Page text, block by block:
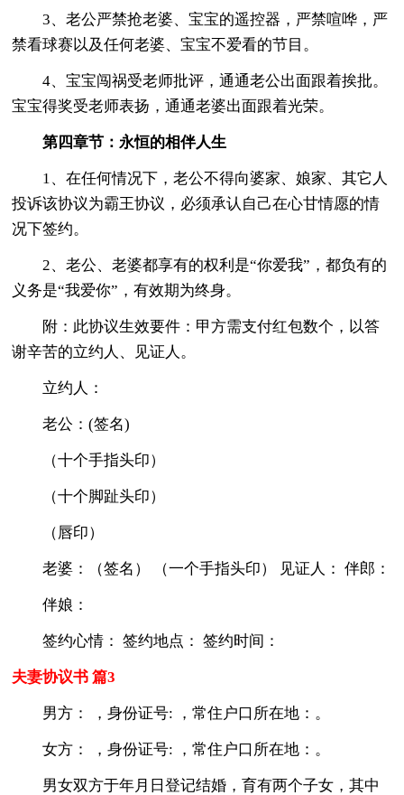
3、老公严禁抢老婆、宝宝的遥控器，严禁喧哗，严
禁看球赛以及任何老婆、宝宝不爱看的节目。
4、宝宝闯祸受老师批评，通通老公出面跟着挨批。
宝宝得奖受老师表扬，通通老婆出面跟着光荣。
第四章节：永恒的相伴人生
1、在任何情况下，老公不得向婆家、娘家、其它人
投诉该协议为霸王协议，必须承认自己在心甘情愿的情
况下签约。
2、老公、老婆都享有的权利是“你爱我”，都负有的
义务是“我爱你”，有效期为终身。
附：此协议生效要件：甲方需支付红包数个，以答
谢辛苦的立约人、见证人。
立约人：
老公：(签名)
（十个手指头印）
（十个脚趾头印）
（唇印）
老婆：（签名） （一个手指头印） 见证人： 伴郎：
伴娘：
签约心情： 签约地点： 签约时间：
夫妻协议书 篇3
男方： ，身份证号: ，常住户口所在地：。
女方： ，身份证号: ，常住户口所在地：。
男女双方于年月日登记结婚，育有两个子女，其中